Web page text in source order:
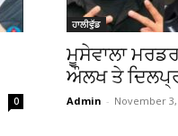
0
ਹਾਲੀਵੁੱਡ
ਮੂਸੇਵਾਲਾ
ਔਲਖ ਤੇ
Admin - November 3,